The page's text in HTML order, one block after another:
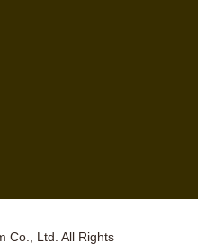
Co., Ltd. All Rights